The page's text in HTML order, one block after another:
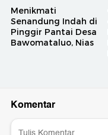
Menikmati
Senandung Indah di
Pinggir Pantai Desa
Bawomataluo, Nias